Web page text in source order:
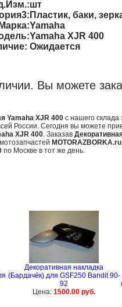
шт
Пластик, баки,
Марка:Yamaha
Yamaha XJR 400
Ожидается
Вы можете
Yamaha XJR 400 с нашего
России. Сегодня вы можете
XJR 400. Заказав
MOTORAZBORKA.ru
по Москве в тот же день.
Декоративная накладка
(Бардачёк) для GSF250 Bandit 90-
92
Цена: 1500.00 руб.